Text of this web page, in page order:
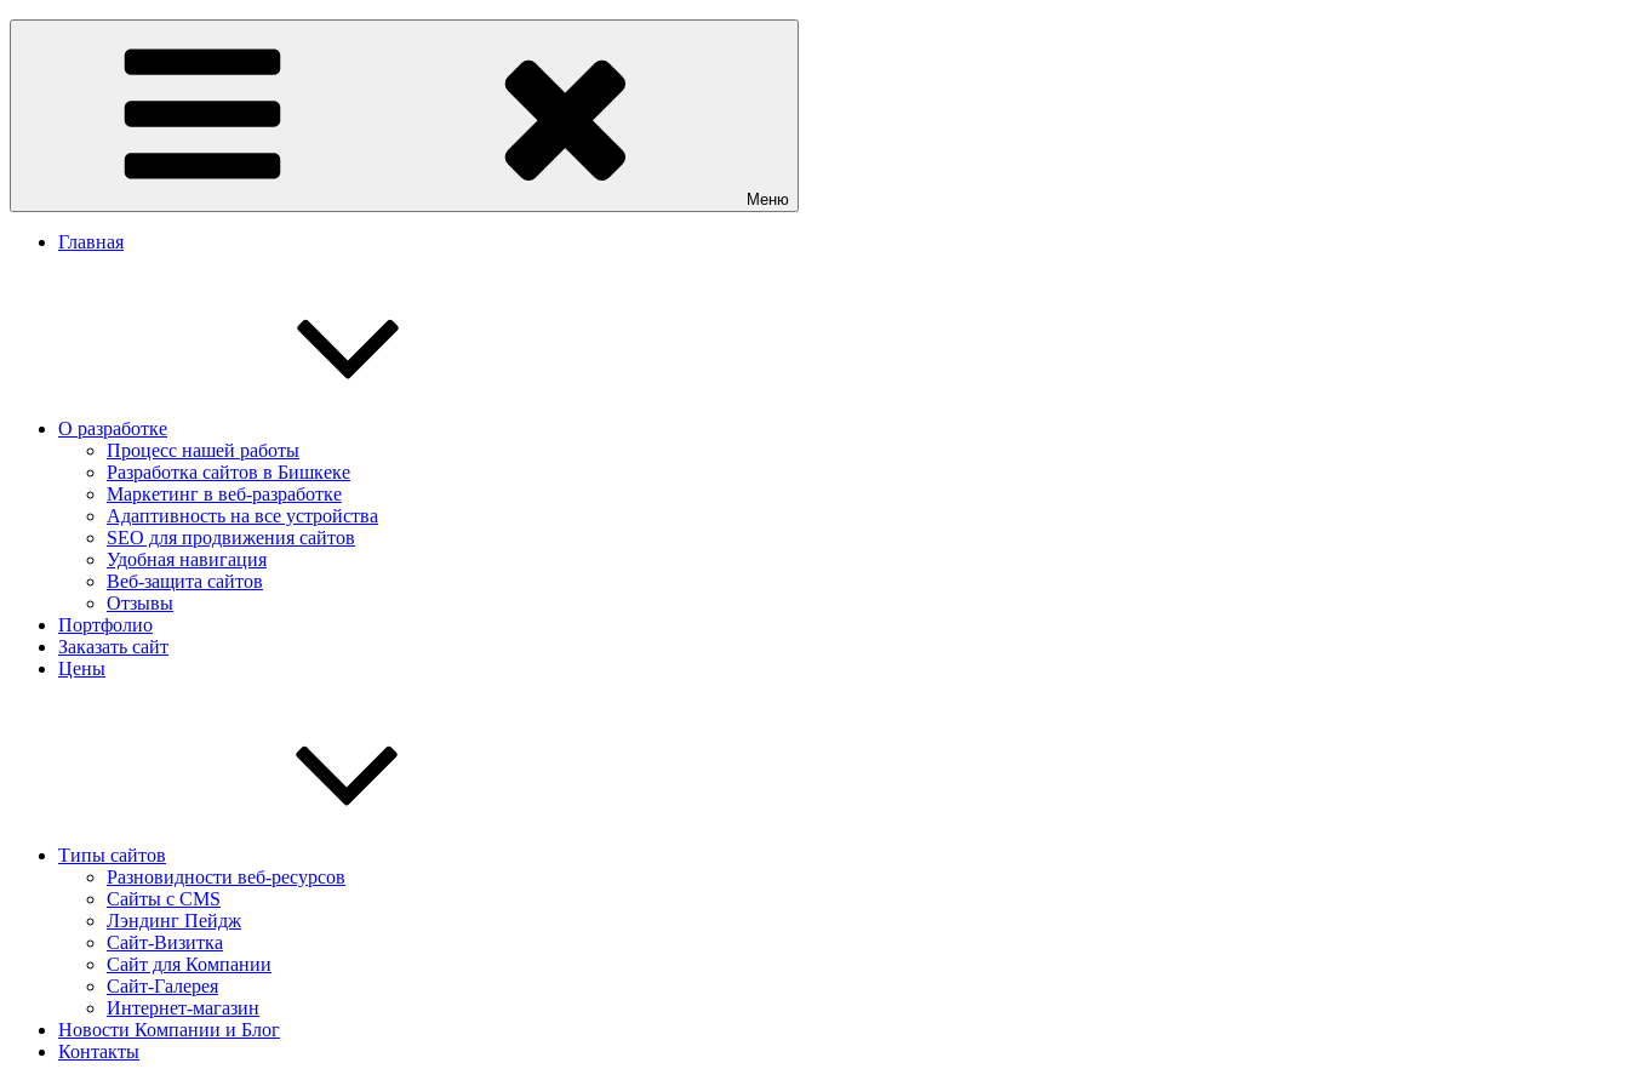
Перейти
Заказать сайт в Бишкеке
Разработка сайтов в Бишкеке. Сайт Бишкек, сайт Кыргызстан. Sait.kg. Доступные цены на качественные сайты в Бишкеке
Меню
Главная
О разработке
Процесс нашей работы
Разработка сайтов в Бишкеке
Маркетинг в веб-разработке
Адаптивность на все устройства
SEO для продвижения сайтов
Удобная навигация
Веб-защита сайтов
Отзывы
Портфолио
Заказать сайт
Цены
Типы сайтов
Разновидности веб-ресурсов
Сайты с CMS
Лэндинг Пейдж
Сайт-Визитка
Сайт для Компании
Сайт-Галерея
Интернет-магазин
Новости Компании и Блог
Контакты